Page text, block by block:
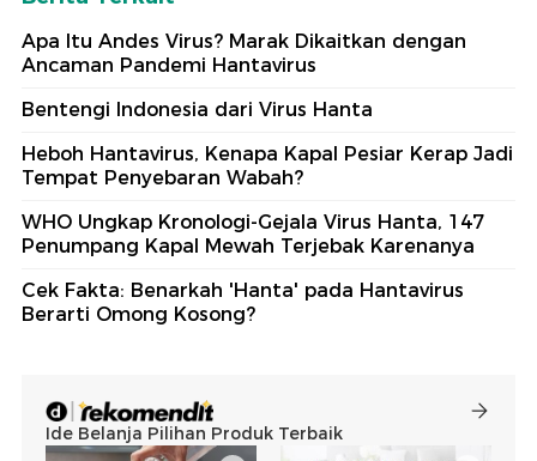
Apa Itu Andes Virus? Marak Dikaitkan dengan
Ancaman Pandemi Hantavirus
Bentengi Indonesia dari Virus Hanta
Heboh Hantavirus, Kenapa Kapal Pesiar Kerap Jadi
Tempat Penyebaran Wabah?
WHO Ungkap Kronologi-Gejala Virus Hanta, 147
Penumpang Kapal Mewah Terjebak Karenanya
Cek Fakta: Benarkah 'Hanta' pada Hantavirus
Berarti Omong Kosong?